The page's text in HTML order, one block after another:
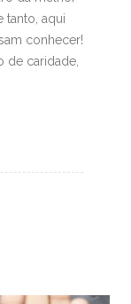
tanto, aqui
conhecer!
de caridade,